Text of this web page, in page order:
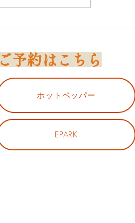
ご予約はこちら
ホットペッパー
EPARK